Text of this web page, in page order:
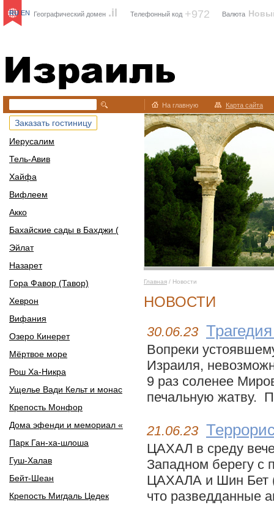
Израиль
Географический домен .il Телефонный код +972 Валюта
RU EN
На главную Карта сайта
Заказать гостиницу
Иерусалим
Тель-Авив
Хайфа
Вифлеем
Акко
Бахайские сады в Бахджи (
Эйлат
Назарет
Гора Фавор (Тавор)
Хеврон
Вифания
Озеро Кинерет
Мёртвое море
Рош Ха-Никра
Ущелье Вади Кельт и монас
Крепость Монфор
Дома эфенди и мемориал «
Парк Ган-ха-шлоша
Гуш-Халав
Бейт-Шеан
Крепость Мигдаль Цедек
Главная / Новости
НОВОСТИ
30.06.23
Вопреки
Израиля,
9 раз соленее
печальную жатву.
21.06.23
ЦАХАЛ в среду
Западном берегу с
ЦАХАЛА и Шин Бет
что разведданные